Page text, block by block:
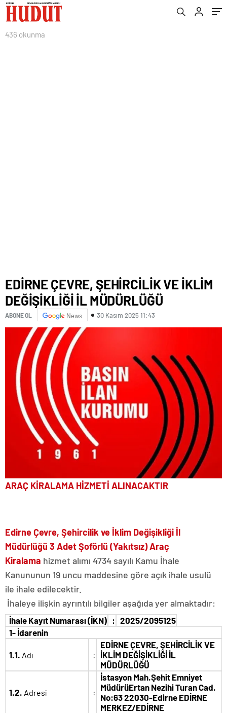
436 okunma
EDİRNE ÇEVRE, ŞEHİRCİLİK VE İKLİM
DEĞİŞİKLİĞİ İL MÜDÜRLÜĞÜ
ABONE OL News 30 Kasım 2025 11:43
ARAÇ KİRALAMA HİZMETİ ALINACAKTIR
Edirne Çevre, Şehircilik ve İklim Değişikliği İl
Müdürlüğü 3 Adet Şoförlü (Yakıtsız) Araç
Kiralama hizmet alımı 4734 sayılı Kamu İhale
Kanununun 19 uncu maddesine göre açık ihale usulü
ile ihale edilecektir.
İhaleye ilişkin ayrıntılı bilgiler aşağıda yer almaktadır:
İhale Kayıt Numarası (İKN) : 2025/2095125
1- İdarenin
1.1. Adı :
EDİRNE ÇEVRE, ŞEHİRCİLİK VE
İKLİM DEĞİŞİKLİĞİ İL
MÜDÜRLÜĞÜ
1.2. Adresi :
İstasyon Mah.Şehit Emniyet
MüdürüErtan Nezihi Turan Cad.
No:63 22030-Edirne EDİRNE
MERKEZ/EDİRNE